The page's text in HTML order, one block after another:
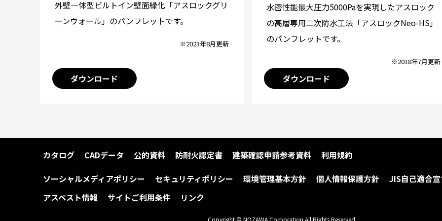
外壁一体型ビルトイン壁面緑化「アスロックグリ
ーンウォール」のパンフレットです。
※2023年8月更新
ダウンロード
水密性能最大圧力5000Paを実現したアスロック
の高層専用二次防水工法「アスロックNeo-HS」
のパンフレットです。
※2018年7月更新
ダウンロード
カタログ CADデータ 公的資料 防耐火認定書 建築確認申請参考資料
利用規約
ソーシャルメディアポリシー
セキュリティポリシー 環境管理基本方針 個人情報保護方針
JIS自己適合
アスベスト情報
サイトご利用条件 リンク
Copyright © NOZAWA Corporation All Rights Reserved.